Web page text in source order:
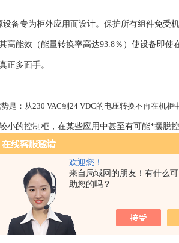
欢迎您！
来自局域网的朋友！有什么
助您的吗？
设备专为柜外应用而设计。保护所有组件免
高能效（能量转换率高达93.8％）使设备即
正多面手。
是：从230 VAC到24 VDC的电压转换不再在机
小的控制柜，在某些应用中甚至有可能*摆脱控
高度可靠性
源带有两个集成了MICO的通道，可用于监控例
感器和模块电压以及执行器电压。可确保分离